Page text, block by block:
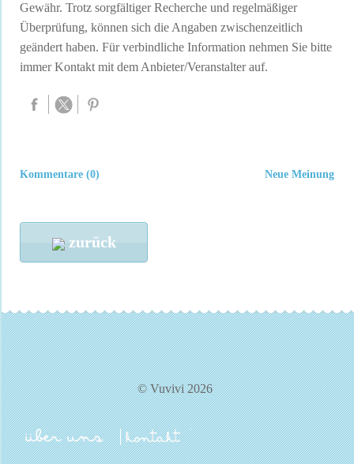
Gewähr. Trotz sorgfältiger Recherche und regelmäßiger
Überprüfung, können sich die Angaben zwischenzeitlich
geändert haben. Für verbindliche Information nehmen Sie bitte
immer Kontakt mit dem Anbieter/Veranstalter auf.
Neue Meinung
Kommentare (0)
zurück
© Vuvivi 2026
über uns